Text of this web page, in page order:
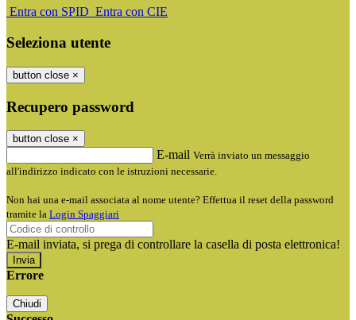
Entra con SPID Entra con CIE
Seleziona utente
button close ×
Recupero password
button close ×
E-mail Verrà inviato un messaggio
all'indirizzo indicato con le istruzioni necessarie.
Non hai una e-mail associata al nome utente? Effettua il reset della password
tramite la Login Spaggiari
E-mail inviata, si prega di controllare la casella di posta elettronica!
Errore
Chiudi